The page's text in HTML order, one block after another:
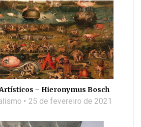
– Hieronymus Bosch
25 de fevereiro de 2021